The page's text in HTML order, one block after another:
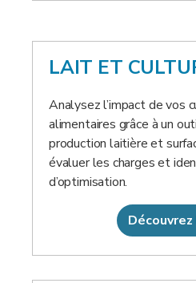
LAIT ET
Analysez l’impact de vos
alimentaires grâce à un
production laitière et
évaluer les charges et
d’optimisation.